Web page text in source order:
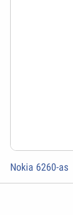
Nokia 6260-as